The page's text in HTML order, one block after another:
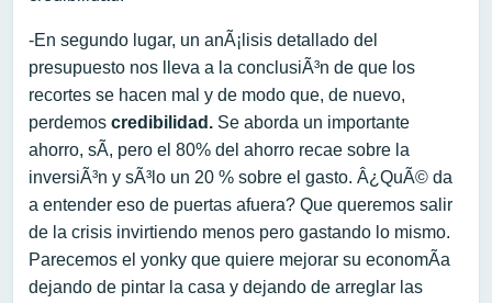
-En segundo lugar, un anÃ¡lisis detallado del
presupuesto nos lleva a la conclusiÃ³n de que los
recortes se hacen mal y de modo que, de nuevo,
perdemos credibilidad. Se aborda un importante
ahorro, sÃ­, pero el 80% del ahorro recae sobre la
inversiÃ³n y sÃ³lo un 20 % sobre el gasto. Â¿QuÃ© da
a entender eso de puertas afuera? Que queremos salir
de la crisis invirtiendo menos pero gastando lo mismo.
Parecemos el yonky que quiere mejorar su economÃ­a
dejando de pintar la casa y dejando de arreglar las